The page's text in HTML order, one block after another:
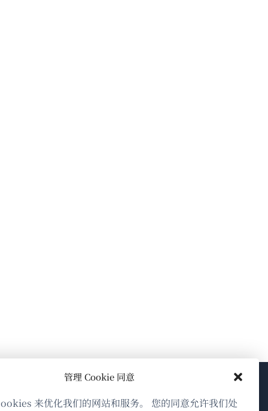
管理 Cookie 同意
来优化我们的网站和服务。 您的同意允许我们处
关于WPML